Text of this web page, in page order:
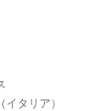
タリア）